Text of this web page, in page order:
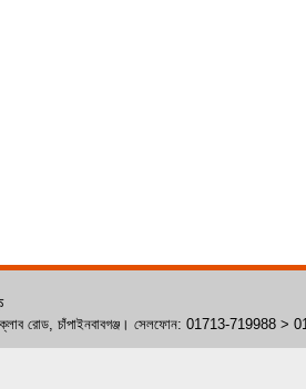
স্কুল ক্লাব রোড, চাঁপাইনবাবগঞ্জ। সেলফোন: 01713-